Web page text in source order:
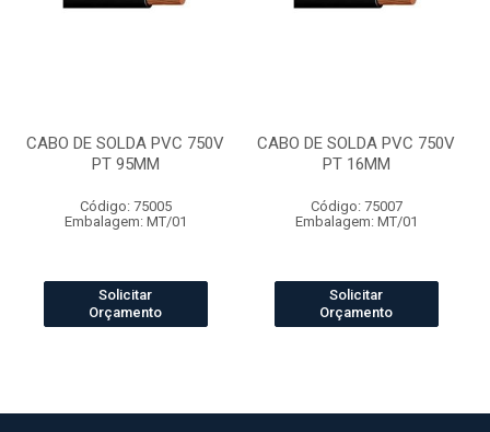
CABO DE SOLDA PVC 750V
PT 95MM
Código: 75005
Embalagem: MT/01
Solicitar
Orçamento
CABO DE SOLDA PVC 750V
PT 16MM
Código: 75007
Embalagem: MT/01
Solicitar
Orçamento